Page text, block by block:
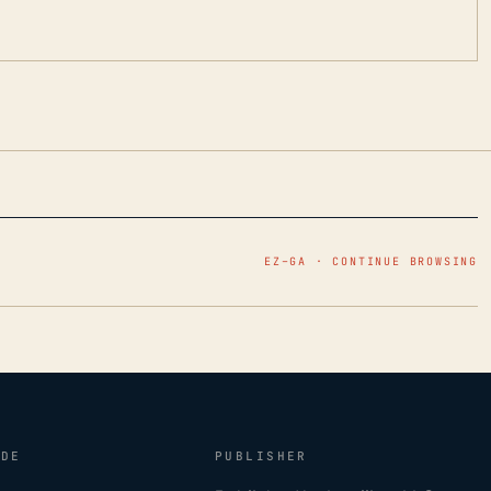
EZ–GA · CONTINUE BROWSING
PUBLISHER